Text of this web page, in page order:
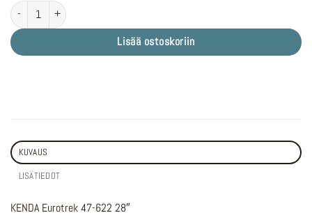
KENDA Eurotrek 47-622 28" määrä
Lisää ostoskoriin
KUVAUS
LISÄTIEDOT
KENDA Eurotrek 47-622 28″